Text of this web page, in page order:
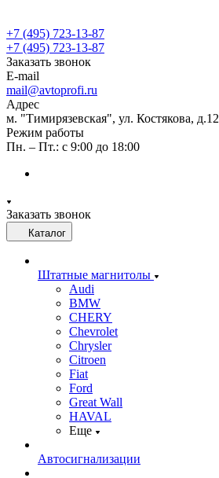
+7 (495) 723-13-87
+7 (495) 723-13-87
Заказать звонок
E-mail
mail@avtoprofi.ru
Адрес
м. "Тимирязевская", ул. Костякова, д.12
Режим работы
Пн. – Пт.: с 9:00 до 18:00
Заказать звонок
Каталог
Штатные магнитолы
Audi
BMW
CHERY
Chevrolet
Chrysler
Citroen
Fiat
Ford
Great Wall
HAVAL
Еще
Автосигнализации